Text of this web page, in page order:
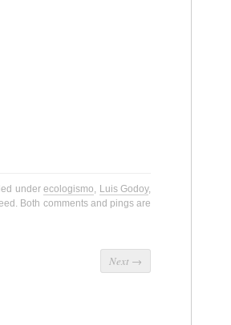
underecologismo, Luis Godoy,
Both comments and pings are
Next →